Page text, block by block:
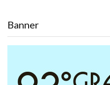
Banner